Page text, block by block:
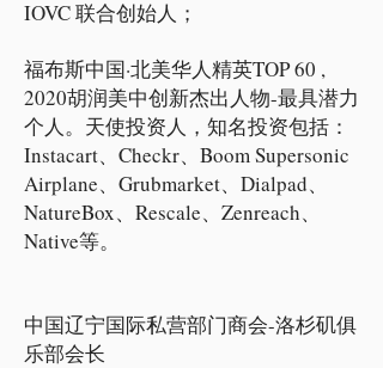
IOVC 联合创始人；
福布斯中国·北美华人精英TOP 60 ,
2020胡润美中创新杰出人物-最具潜力
个人。天使投资人，知名投资包括：
Instacart、Checkr、Boom Supersonic
Airplane、Grubmarket、Dialpad、
NatureBox、Rescale、Zenreach、
Native等。
中国辽宁国际私营部门商会-洛杉矶俱
乐部会长